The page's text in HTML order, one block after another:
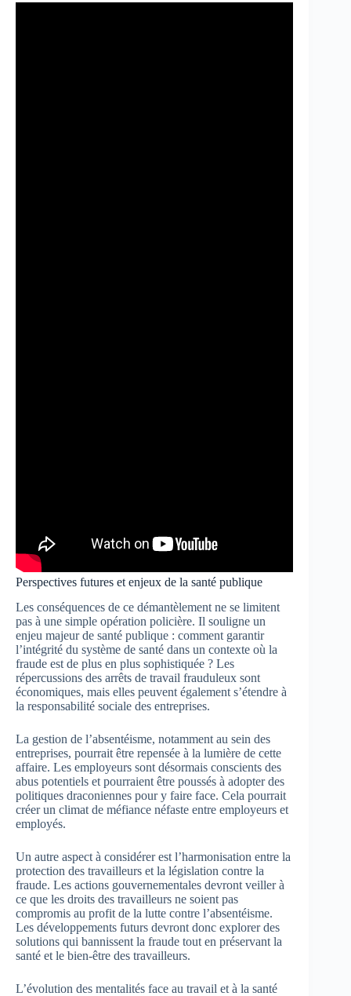
Perspectives futures et enjeux de la santé publique
Les conséquences de ce démantèlement ne se limitent
pas à une simple opération policière. Il souligne un
enjeu majeur de santé publique : comment garantir
l’intégrité du système de santé dans un contexte où la
fraude est de plus en plus sophistiquée ? Les
répercussions des arrêts de travail frauduleux sont
économiques, mais elles peuvent également s’étendre à
la responsabilité sociale des entreprises.
La gestion de l’absentéisme, notamment au sein des
entreprises, pourrait être repensée à la lumière de cette
affaire. Les employeurs sont désormais conscients des
abus potentiels et pourraient être poussés à adopter des
politiques draconiennes pour y faire face. Cela pourrait
créer un climat de méfiance néfaste entre employeurs et
employés.
Un autre aspect à considérer est l’harmonisation entre la
protection des travailleurs et la législation contre la
fraude. Les actions gouvernementales devront veiller à
ce que les droits des travailleurs ne soient pas
compromis au profit de la lutte contre l’absentéisme.
Les développements futurs devront donc explorer des
solutions qui bannissent la fraude tout en préservant la
santé et le bien-être des travailleurs.
L’évolution des mentalités face au travail et à la santé